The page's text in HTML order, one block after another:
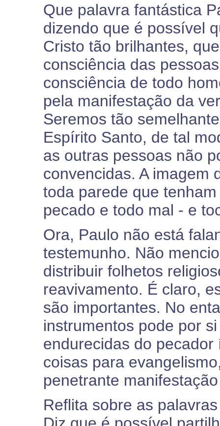
Que palavra fantástica
dizendo que é possível
Cristo tão brilhantes,
consciência das
consciência de todo
pela manifestação da
Seremos tão
Espírito Santo, de tal
as outras pessoas não
convencidas. A imagem
toda parede que
pecado e todo mal - e
Ora, Paulo não está
testemunho. Não
distribuir folhetos
reavivamento. É claro,
são importantes. No
instrumentos pode por
endurecidas do
coisas para
penetrante
Reflita sobre as